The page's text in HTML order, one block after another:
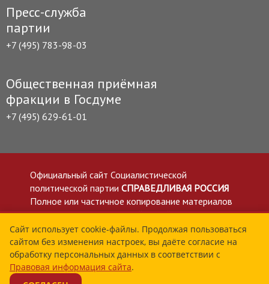
Пресс-служба
партии
+7 (495) 783-98-03
Общественная приёмная
фракции в Госдуме
+7 (495) 629-61-01
Официальный сайт Социалистической
политической партии СПРАВЕДЛИВАЯ РОССИЯ
Полное или частичное копирование материалов
приветствуется со ссылкой на сайт spravedlivo.ru
Политика в отношении обработки персональных
данных
Все материалы сайта spravedlivo.ru доступны по
лицензии Creative Commons Attribution 4.0 International
Сайт использует cookie-файлы. Продолжая пользоваться
сайтом без изменения настроек, вы даёте согласие на
обработку персональных данных в соответствии с
Правовая информация сайта.